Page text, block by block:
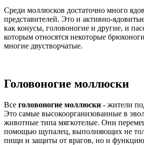
Среди моллюсков достаточно много
представителей. Это и активно-
как конусы, головоногие и другие, и
которым относятся некоторые
многие двустворчатые.
Головоногие моллюски
Все головоногие моллюски - жители
Это самые высокоорганизованные в
животные типа мягкотелые. Они
помощью щупалец, выполняющих не
пищи и защиты от врагов, но и